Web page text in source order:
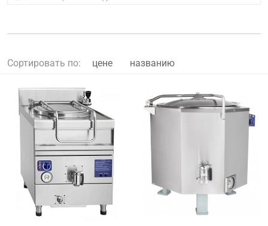
Сортировать по: цене названию